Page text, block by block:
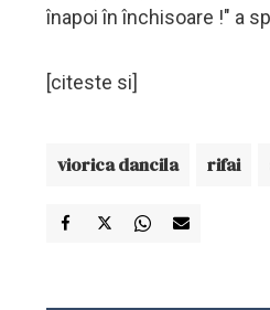
înapoi în închisoare !" a
[citeste si]
viorica dancila rifai